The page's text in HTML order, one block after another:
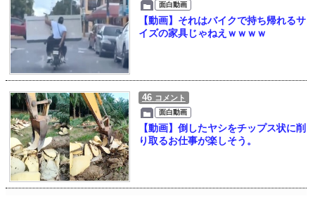
面白動画
【動画】それはバイクで持ち帰れるサ
イズの家具じゃねえｗｗｗｗ
46 コメント
面白動画
【動画】倒したヤシをチップス状に削
り取るお仕事が楽しそう。